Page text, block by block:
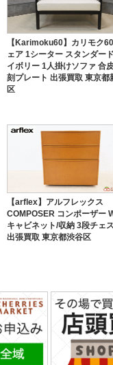
【Karimoku60】カリモク
ェア 1シーター スタンダー
イボリー 1人掛けソファ 合
刻プレート 出張買取 東京都
区
【arflex】アルフレックス
COMPOSER コンポーザー
キャビネット/収納 3段チェ
出張買取 東京都渋谷区